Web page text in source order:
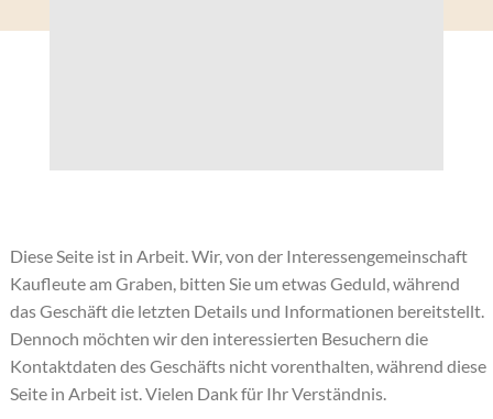
Diese Seite ist in Arbeit. Wir, von der Interessengemeinschaft
Kaufleute am Graben, bitten Sie um etwas Geduld, während
das Geschäft die letzten Details und Informationen bereitstellt.
Dennoch möchten wir den interessierten Besuchern die
Kontaktdaten des Geschäfts nicht vorenthalten, während diese
Seite in Arbeit ist. Vielen Dank für Ihr Verständnis.